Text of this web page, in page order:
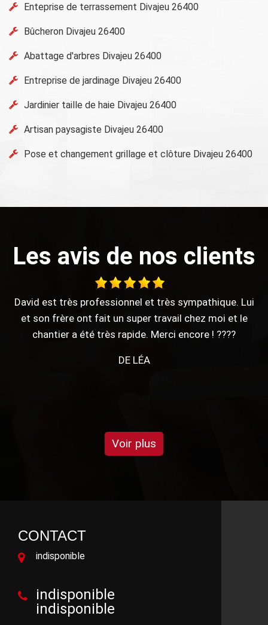
Enteprise de terrassement Divajeu 26400
Bûcheron Divajeu 26400
Abattage d'arbres Divajeu 26400
Entreprise de jardinage Divajeu 26400
Jardinier taille de haie Divajeu 26400
Artisan paysagiste Divajeu 26400
Pose et changement grillage et clôture Divajeu 26400
Les avis de nos clients
Merci pour votre travail !
DE ANTHONY
Voir plus
CONTACT
indisponible
indisponible
indisponible